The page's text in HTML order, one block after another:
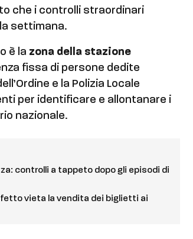
che i controlli straordinari
settimana.
è la zona della stazione
fissa di persone dedite
e la Polizia Locale
per identificare e allontanare i
nazionale.
controlli a tappeto dopo gli episodi di
vieta la vendita dei biglietti ai